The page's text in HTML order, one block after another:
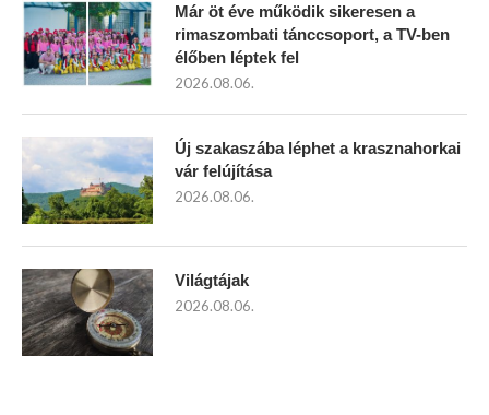
Már öt éve működik sikeresen a
rimaszombati tánccsoport, a TV-ben
élőben léptek fel
2026.08.06.
Új szakaszába léphet a krasznahorkai
vár felújítása
2026.08.06.
Világtájak
2026.08.06.